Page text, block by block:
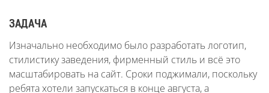
ЗАДАЧА
Изначально необходимо было разработать логотип,
стилистику заведения, фирменный стиль и всё это
масштабировать на сайт. Сроки поджимали, поскольку
ребята хотели запускаться в конце августа, а